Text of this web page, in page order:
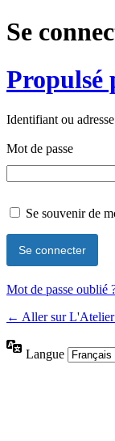
Se
Propulsé
Identifiant ou
Mot de passe
Se souvenir de
Mot de passe oublié
← Aller sur L'Atelier
Langue